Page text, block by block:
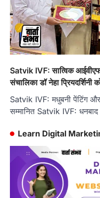
Satvik IVF: सात्विक आईवीएफ
संचालिका डॉ नेहा प्रियदर्शिनी
Satvik IVF: मधुबनी पेंटिंग
सम्मानित Satvik IVF:
Learn Digital